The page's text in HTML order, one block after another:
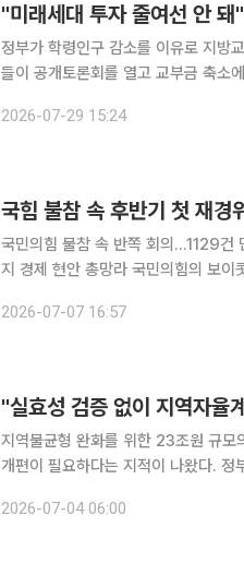
"미래세대 투자 줄여선 안
정부가 학령인구 감소를 이유로 지방
들이 공개토론회를 열고 교부금 축소
2026-07-29 15:24
국민의힘 불참 속 반쪽 회의…1129건
지 경제 현안 총망라 국민의힘의 보이콧 속에 '반쪽 회의'로 열린 22대 국회 후반기 첫 재정경제기획
대규모 초과 세수 활용 방안이 최대
2026-07-07 16:57
"실효성 검증 없이 지역자
지역불균형 완화를 위한 23조원 규모
개편이 필요하다는 지적이 나왔다.
2026-07-04 06:00